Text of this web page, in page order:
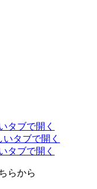
タブで開く
いタブで開く
タブで開く
らから